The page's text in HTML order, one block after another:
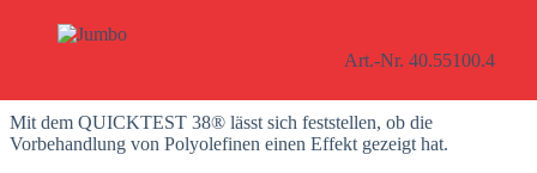
Art.-Nr. 40.55100.4
Mit dem QUICKTEST 38® lässt sich feststellen, ob die
Vorbehandlung von Polyolefinen einen Effekt gezeigt hat.